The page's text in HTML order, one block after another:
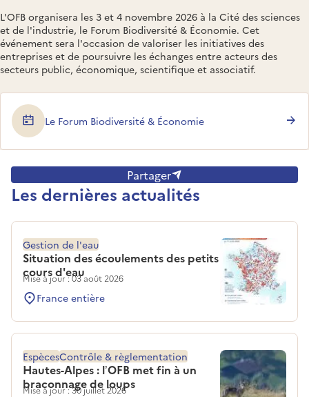
L'OFB organisera les 3 et 4 novembre 2026 à la Cité des sciences
et de l'industrie, le Forum Biodiversité & Économie. Cet
événement sera l'occasion de valoriser les initiatives des
entreprises et de poursuivre les échanges entre acteurs des
secteurs public, économique, scientifique et associatif.
Le Forum Biodiversité & Économie
Partager
Les dernières actualités
Situation des écoulements des petits
cours d'eau
Gestion de l'eau
Mise à jour : 03 août 2026
France entière
Hautes-Alpes : l’OFB met fin à un
braconnage de loups
EspècesContrôle & règlementation
Mise à jour : 30 juillet 2026